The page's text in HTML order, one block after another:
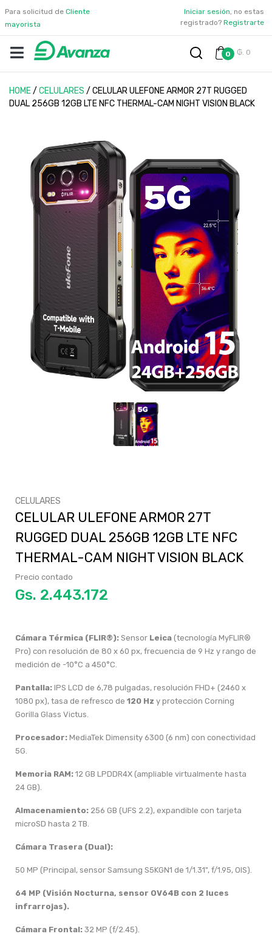
Para solicitud de Cliente
mayorista
Iniciar sesión, no estas
registrado? Registrarte
0 ₲. 0
HOME/ CELULARES / CELULAR ULEFONE ARMOR 27T RUGGED
DUAL 256GB 12GB LTE NFC THERMAL-CAM NIGHT VISION BLACK
CELULARES
CELULAR ULEFONE ARMOR 27T
RUGGED DUAL 256GB 12GB LTE NFC
THERMAL-CAM NIGHT VISION BLACK
Precio contado
Gs.
Cámara Térmica (FLIR®): Sensor Leica (tecnología MyFLIR®
Pro) con resolución de 80 x 60 px, frecuencia de 9 Hz y rango de
medición de -10°C a 450°C.
Pantalla: IPS LCD de 6,78 pulgadas, resolución FHD+ (2460 x
1080 px), tasa de refresco de 120 Hz y protección Corning
Gorilla Glass Victus.
Procesador: MediaTek Dimensity 6300 (6 nm) con conectividad
5G.
Memoria RAM: 12 GB LPDDR4X (ampliable virtualmente hasta
24 GB).
Almacenamiento: 256 GB (UFS 2.2), expandible con tarjeta
microSD hasta 2 TB.
Cámara Trasera (Dual):
50 MP (Principal, sensor Samsung S5KGN1 de 1/1.31", f/1.95, OIS).
64 MP (Visión Nocturna, sensor OV64B con 2 luces
infrarrojas).
Cámara Frontal: 32 MP (f/2.45).